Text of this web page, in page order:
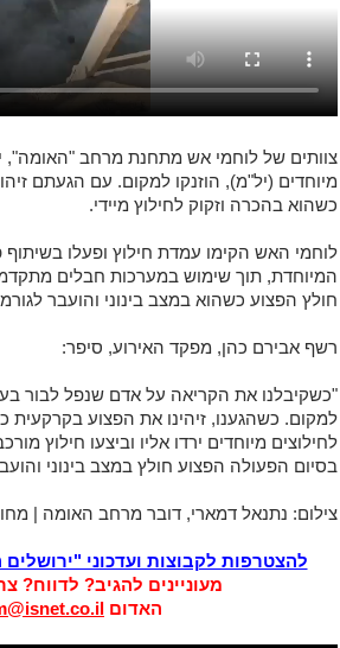
צוותים של לוחמי אש מתחנת מרחב "האומה",
מיוחדים (יל"מ), הוזנקו למקום. עם הגעתם
כשהוא בהכרה וזקוק לחילוץ מיידי.
לוחמי האש הקימו עמדת חילוץ ופעלו בשיתוף
המיוחדת, תוך שימוש במערכות חבלים
חולץ הפצוע כשהוא במצב בינוני והועבר
רשף אבירם כהן, מפקד האירוע, סיפר:
"כשקיבלנו את הקריאה על אדם שנפל לבור
למקום. כשהגענו, זיהינו את הפצוע בקרקעית
לחילוצים מיוחדים ירדו אליו וביצעו חילוץ
בסיום הפעולה הפצוע חולץ במצב בינוני
צילום: נתנאל דמארי, דובר מרחב האומה |
להצטרפות לקבוצות ועדכוני
מעוניינים להגיב? לדווח?
האדום